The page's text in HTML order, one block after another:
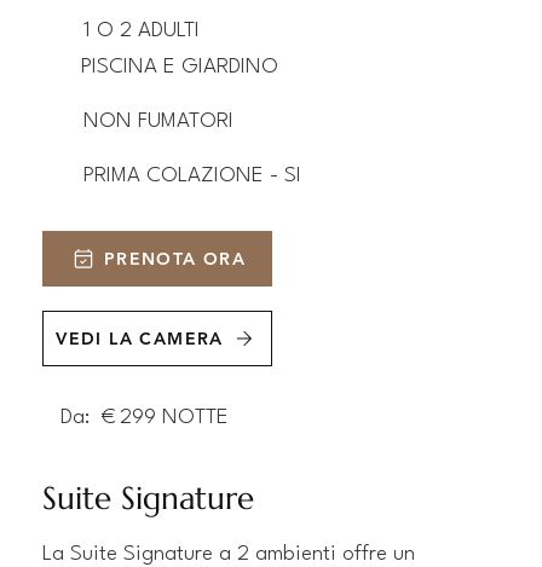
1 O 2 ADULTI
PISCINA E GIARDINO
NON FUMATORI
PRIMA COLAZIONE - SI
PRENOTA ORA
VEDI LA CAMERA
Suite Signature
La Suite Signature a 2 ambienti offre un
Da: € 299 NOTTE